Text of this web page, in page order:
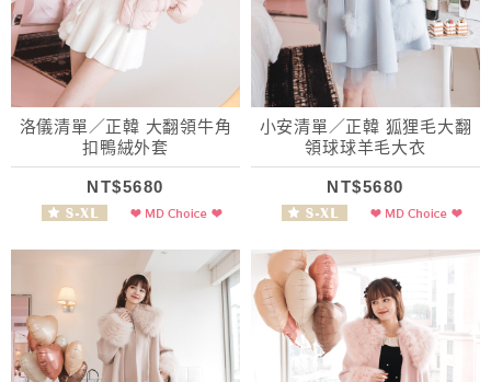
洛儀清單／正韓 大翻領牛角
扣鴨絨外套
NT$5680
小安清單／正韓 狐狸毛大翻
領球球羊毛大衣
NT$5680